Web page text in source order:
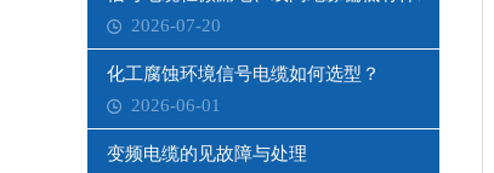
2026-07-20
化工腐蚀环境信号电缆如何选型？
2026-06-01
变频电缆的见故障与处理